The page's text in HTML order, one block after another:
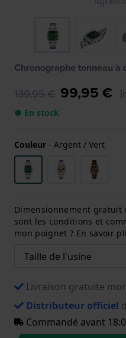
Chronographe tonneau à
139,95 € 99,95 €
● En stock
Couleur - Argent / Vert
Dimensionnement gratuit
sont les conditions et
mon poignet ? En savoir
Livraison gratuite
Distributeur officiel
Commandé avant